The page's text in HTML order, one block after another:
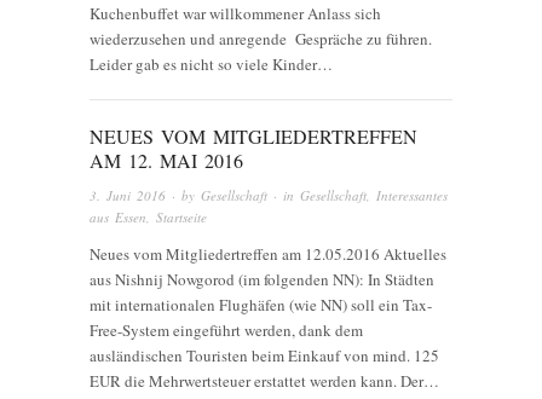
Kuchenbuffet war willkommener Anlass sich
wiederzusehen und anregende Gespräche zu führen.
Leider gab es nicht so viele Kinder…
NEUES VOM MITGLIEDERTREFFEN
AM 12. MAI 2016
3. Juni 2016 · by Gesellschaft · in Gesellschaft Interessantes
aus Essen Startseite
Neues vom Mitgliedertreffen am 12.05.2016 Aktuelles
aus Nishnij Nowgorod (im folgenden NN): In Städten
mit internationalen Flughäfen (wie NN) soll ein Tax-
Free-System eingeführt werden, dank dem
ausländischen Touristen beim Einkauf von mind. 125
EUR die Mehrwertsteuer erstattet werden kann. Der…